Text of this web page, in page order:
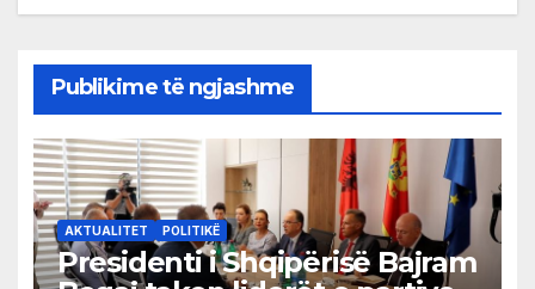
Publikime të ngjashme
AKTUALITET POLITIKË
Presidenti i Shqipërisë Bajram